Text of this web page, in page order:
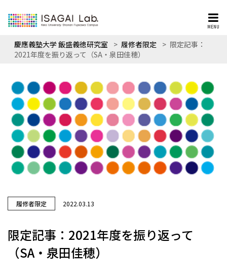
MENU
慶應義塾大学 飯盛義徳研究室 > 履修者限定 > 限定記事：
2021年度を振り返って（SA・泉田佳穂）
履修者限定 2022.03.13
限定記事：2021年度を振り返って
（SA・泉田佳穂）